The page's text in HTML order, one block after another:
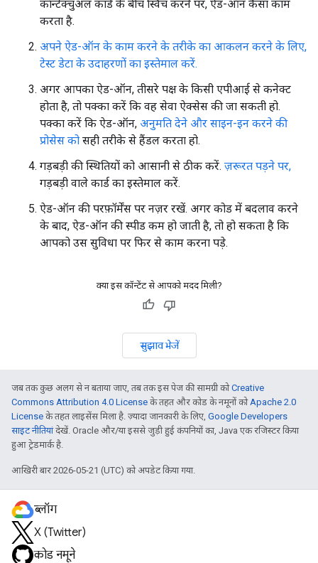
कॉन्टेक्चुअल कार्ड के बीच स्विच करने पर, ऐड-ऑन कैसा काम
करता है.
अपने ऐड-ऑन के काम करने के तरीके का आकलन करने के लिए,
टेस्ट डेटा के उदाहरणों का इस्तेमाल करें.
अगर आपका ऐड-ऑन, तीसरे पक्ष के किसी एपीआई से कनेक्ट
होता है, तो पक्का करें कि वह सेवा ऐक्सेस की जा सकती हो.
पक्का करें कि ऐड-ऑन, अनुमति देने और साइन-इन करने की
प्रोसेस को सही तरीके से हैंडल करता हो.
गड़बड़ी की स्थितियों को आसानी से ठीक करें. ज़रूरत पड़ने पर,
गड़बड़ी वाले कार्ड का इस्तेमाल करें.
ऐड-ऑन की परफ़ॉर्मेंस पर नज़र रखें. अगर कोड में बदलाव करने
के बाद, ऐड-ऑन की स्पीड कम हो जाती है, तो हो सकता है कि
आपको उस सुविधा पर फिर से काम करना पड़े.
क्या इस कॉन्टेंट से आपको मदद मिली?
सुझाव भेजें
जब तक कुछ अलग से न बताया जाए, तब तक इस पेज की सामग्री कोCreative
Commons Attribution 4.0 License के तहत और कोड के नमूनों कोApache 2.0
License के तहत लाइसेंस मिला है. ज़्यादा जानकारी के लिए, Google Developers
साइट नीतियांदेखें. Oracle और/या इससे जुड़ी हुई कंपनियों का, Java एक रजिस्टर किया
हुआ ट्रेडमार्क है.
आखिरी बार 2026-05-21 (UTC) को अपडेट किया गया.
ब्लॉग
X (Twitter)
कोड नमूने